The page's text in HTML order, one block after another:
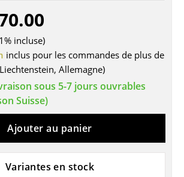
& Pupitres
les tables
incluse)
inclus pour les commandes de plus de
Allemagne)
sous 5-7 jours ouvrables
Suisse)
Ajouter au panier
Variantes en stock